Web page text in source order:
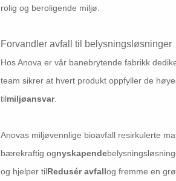
rolig og beroligende miljø.
Forvandler avfall til belysningsløsninger
Hos Anova er vår banebrytende fabrikk
team sikrer at hvert produkt oppfyller de
tilmiljøansvar.
Anovas miljøvennlige bioavfall resirkulerte
bærekraftig ognyskapende
og hjelper tilRedusér avfallog fremme en